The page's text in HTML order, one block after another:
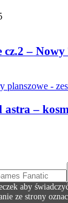
– Nowy
astra –
aby
ze strony